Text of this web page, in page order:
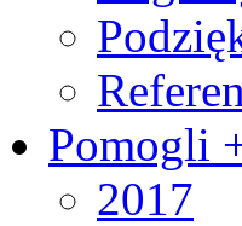
Pomogli
2017